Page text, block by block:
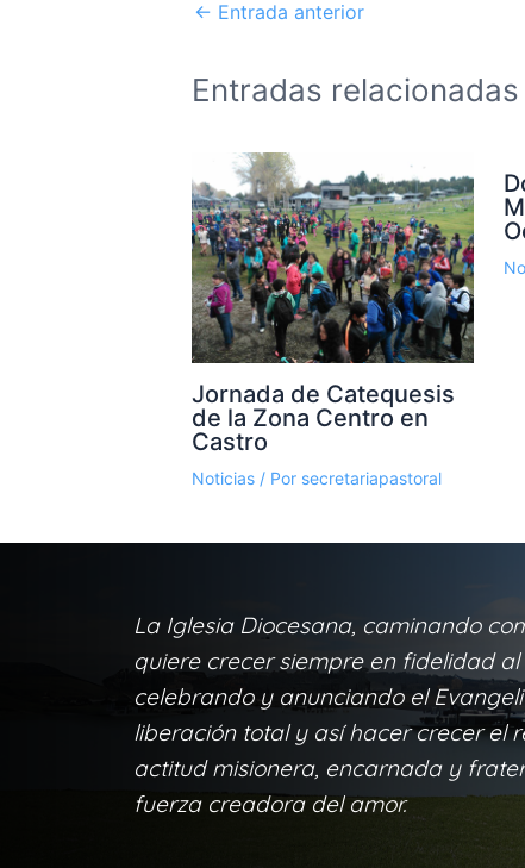
← Entrada anterior
Entradas relacionadas
Jornada de Catequesis
de la Zona Centro en
Castro
Noticias / Por secretariapastoral
La Iglesia Diocesana, caminando
quiere crecer siempre en fidelidad al
celebrando y anunciando el
liberación total y así hacer crecer el
actitud misionera, encarnada y
fuerza creadora del amor.